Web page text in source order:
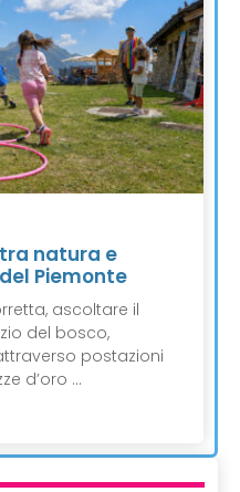
natura e
Piemonte
ascoltare il
del bosco,
postazioni
d’oro ...